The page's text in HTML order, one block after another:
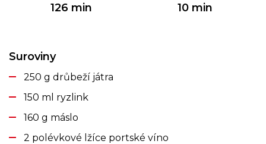
126 min 10 min
Suroviny
250 g drůbeží játra
150 ml ryzlink
160 g máslo
2 polévkové lžíce portské víno